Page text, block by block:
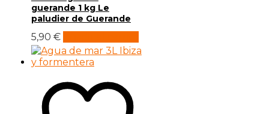
guerande 1 kg Le
paludier de Guerande
5,90 €